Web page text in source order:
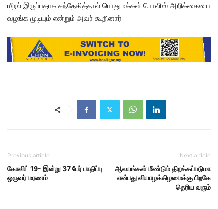
மீறல் இருப்பதாக சந்தேகித்தால் பொதுமக்கள் பொலிஸ் அறிக்கையை
வழங்க முடியும் என்றும் அவர் கூறினார்
Previous article
கோவிட் 19- இன்று 37 பேர் பாதிப்பு
ஒருவர் மரணம்
Next article
ஆலயங்கள் மீண்டும் திறக்கப்படுமா
என்பது வியாழக்கிழமைக்கு பிறகே
தெரிய வரும்